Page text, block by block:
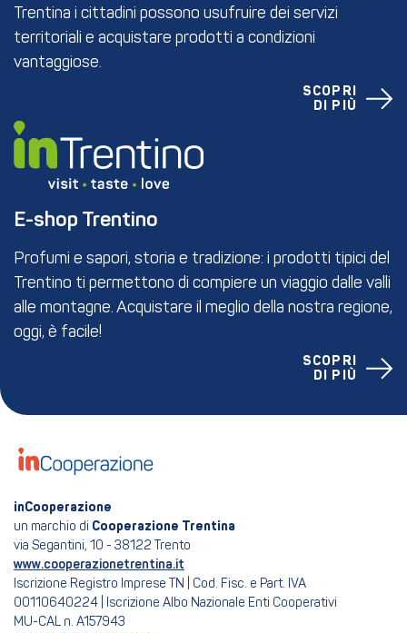
Trentina i cittadini possono usufruire dei servizi
territoriali e acquistare prodotti a condizioni
vantaggiose.
SCOPRI
DI PIÙ
E-shop Trentino
Profumi e sapori, storia e tradizione: i prodotti tipici del
Trentino ti permettono di compiere un viaggio dalle valli
alle montagne. Acquistare il meglio della nostra regione,
oggi, è facile!
SCOPRI
DI PIÙ
inCooperazione
un marchio di Cooperazione Trentina
via Segantini, 10 - 38122 Trento
www.cooperazionetrentina.it
Iscrizione Registro Imprese TN | Cod. Fisc. e Part. IVA
00110640224 | Iscrizione Albo Nazionale Enti Cooperativi
MU-CAL n. A157943